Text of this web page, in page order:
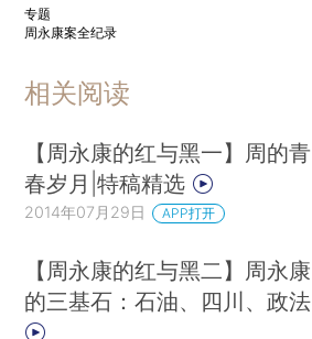
专题
周永康案全纪录
相关阅读
【周永康的红与黑一】周的青
春岁月|特稿精选
2014年07月29日 APP打开
【周永康的红与黑二】周永康
的三基石：石油、四川、政法